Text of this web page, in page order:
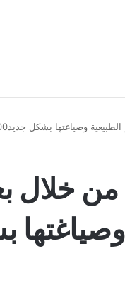
وصياغتها بشكل جديد100
خلال